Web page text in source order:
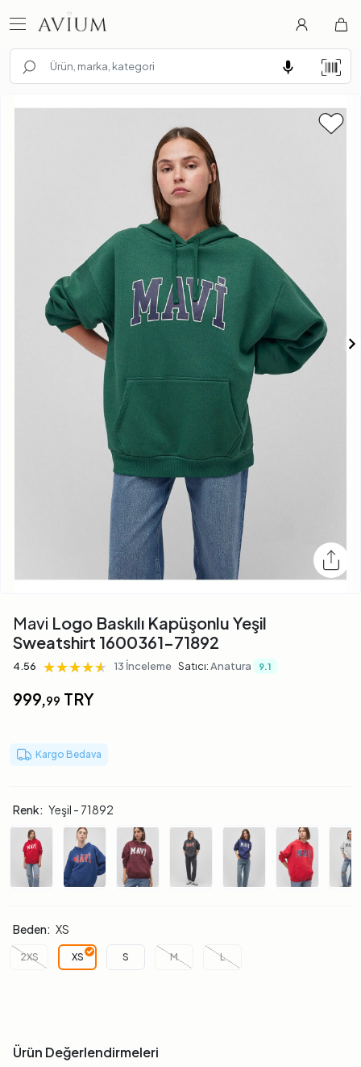
Mavi Logo Baskılı Kapüşonlu Yeşil
Sweatshirt 1600361-71892
4.56 ★★★★★
★★★★★
★★★★★ 13 İnceleme Satıcı:Anatura 9.1
999,99 TRY
Kargo Bedava
Renk: Yeşil - 71892
Beden: XS
2XS XS S M L
Ürün Değerlendirmeleri